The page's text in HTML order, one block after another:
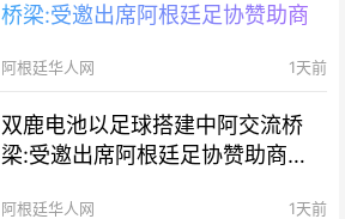
桥梁:受邀出席阿根廷足协赞助商
阿根廷华人网 1天前
双鹿电池以足球搭建中阿交流桥
梁:受邀出席阿根廷足协赞助商招
阿根廷华人网 1天前